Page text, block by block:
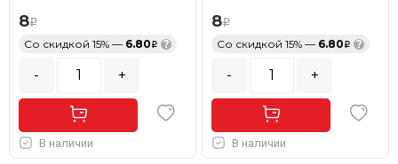
8
Со скидкой 15% — 6.80 ?
- +
В наличии
8
Со скидкой 15% — 6.80 ?
- +
В наличии